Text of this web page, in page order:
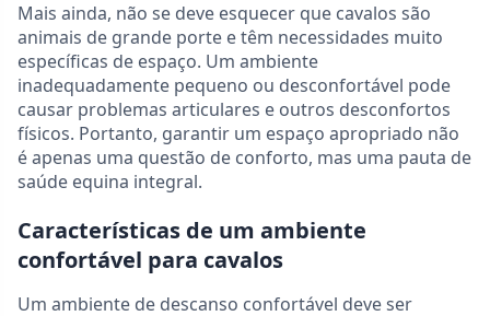
Mais ainda, não se deve esquecer que cavalos são
animais de grande porte e têm necessidades muito
específicas de espaço. Um ambiente
inadequadamente pequeno ou desconfortável pode
causar problemas articulares e outros desconfortos
físicos. Portanto, garantir um espaço apropriado não
é apenas uma questão de conforto, mas uma pauta de
saúde equina integral.
Características de um ambiente
confortável para cavalos
Um ambiente de descanso confortável deve ser